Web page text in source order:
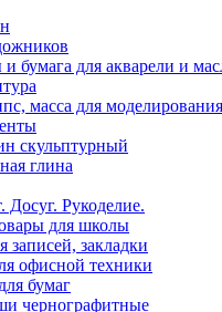
бумага для акварели и
масса для моделирования
скульптурный
глина
Рукоделие.
для школы
записей, закладки
офисной техники
бумаг
чернографитные